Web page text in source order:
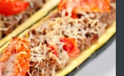
преди 10 месеца
броячна машина -
от ЕЦБ